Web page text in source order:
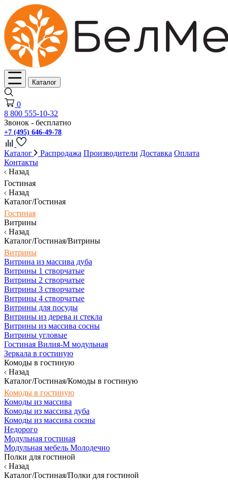
Каталог
0
8 800 555-10-32
Звонок - бесплатно
+7 (495) 646-49-78
Каталог Распродажа Производители Доставка Оплата
Контакты
Назад
Гостиная
Назад
Каталог/Гостиная
Гостиная
Витрины
Назад
Каталог/Гостиная/Витрины
Витрины
Витрина из массива дуба
Витрины 1 створчатые
Витрины 2 створчатые
Витрины 3 створчатые
Витрины 4 створчатые
Витрины для посуды
Витрины из дерева и стекла
Витрины из массива сосны
Витрины угловые
Гостиная Вилия-М модульная
Зеркала в гостиную
Комоды в гостиную
Назад
Каталог/Гостиная/Комоды в гостиную
Комоды в гостиную
Комоды из массива
Комоды из массива дуба
Комоды из массива сосны
Недорого
Модульная гостиная
Модульная мебель Молодечно
Полки для гостиной
Назад
Каталог/Гостиная/Полки для гостиной